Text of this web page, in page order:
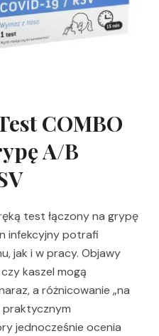
COMBO
A/B
test łączony na grypę
infekcyjny potrafi
jak i w pracy. Objawy
kaszel mogą
a różnicowanie „na
praktycznym
jednocześnie ocenia